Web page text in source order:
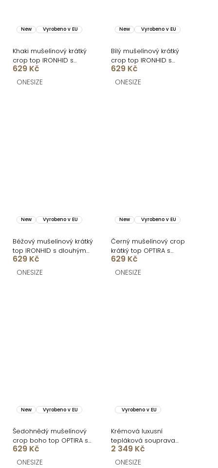
New Vyrobeno v EU
Khaki mušelínový krátký
crop top IRONHID s
dlouhým rukávem
629 Kč
ONESIZE
New Vyrobeno v EU
Bílý mušelínový krátký
crop top IRONHID s
dlouhým rukávem
629 Kč
ONESIZE
New Vyrobeno v EU
Béžový mušelínový krátký
top IRONHID s dlouhým
rukávem
629 Kč
ONESIZE
New Vyrobeno v EU
Černý mušelínový crop
krátký top OPTIRA s
dlouhým rukávem
629 Kč
ONESIZE
New Vyrobeno v EU
Šedohnědý mušelínový
crop boho top OPTIRA s
dlouhým rukávem
629 Kč
ONESIZE
Vyrobeno v EU
Krémová luxusní
tepláková souprava
NARYKO
2 349 Kč
ONESIZE